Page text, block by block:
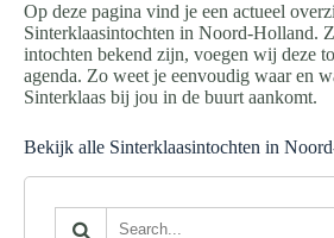
Op deze pagina vind je een actueel
Sinterklaasintochten in Noord-Holland.
intochten bekend zijn, voegen wij deze
agenda. Zo weet je eenvoudig waar en
Sinterklaas bij jou in de buurt aankomt.
Bekijk alle Sinterklaasintochten in